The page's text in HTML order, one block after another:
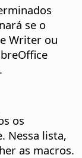
se o
Writer ou
os
Nessa lista,
as macros.